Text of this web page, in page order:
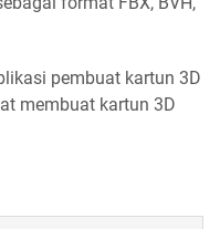
pembuat kartun 3D
membuat kartun 3D